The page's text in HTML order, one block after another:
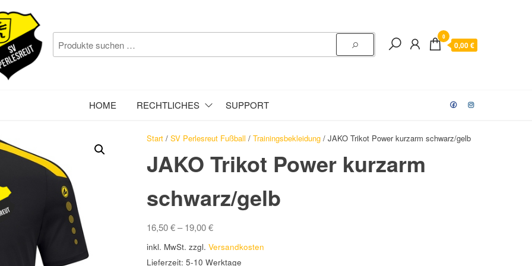
SV
0
0,00 €
HOME RECHTLICHES SUPPORT
Start/ SV Perlesreut Fußball / Trainingsbekleidung/ JAKO Trikot Power kurzarm schwarz/gelb
JAKO Trikot Power kurzarm
schwarz/gelb
16,50€–19,00€
inkl. MwSt. zzgl. Versandkosten
Lieferzeit: 5-10 Werktage